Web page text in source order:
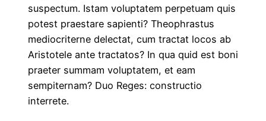
suspectum. Istam voluptatem perpetuam quis
potest praestare sapienti? Theophrastus
mediocriterne delectat, cum tractat locos ab
Aristotele ante tractatos? In qua quid est boni
praeter summam voluptatem, et eam
sempiternam? Duo Reges: constructio
interrete.